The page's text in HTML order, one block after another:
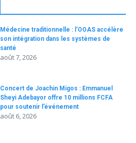
Médecine traditionnelle : l’OOAS accélère
son intégration dans les systèmes de
santé
août 7, 2026
Concert de Joachin Migos : Emmanuel
Sheyi Adebayor offre 10 millions FCFA
pour soutenir l’événement
août 6, 2026